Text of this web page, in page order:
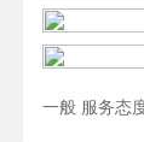
一般 服务态